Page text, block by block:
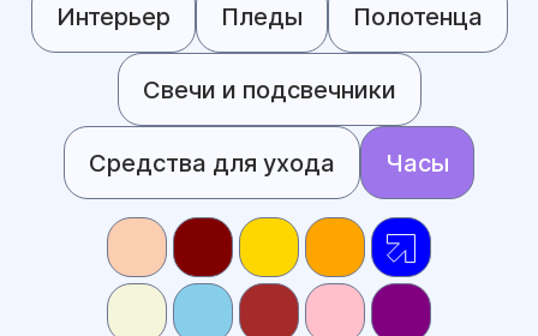
Интерьер Пледы Полотенца
Свечи и подсвечники
Средства для ухода Часы